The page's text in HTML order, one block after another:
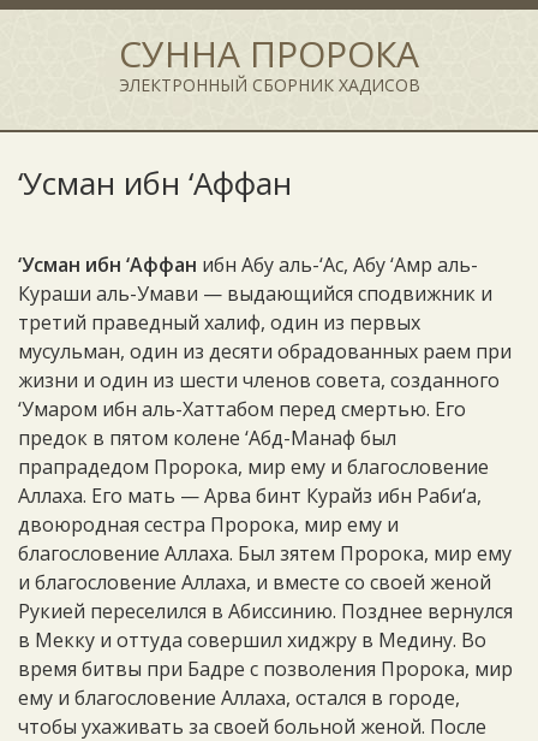
СУННА ПРОРОКА
ЭЛЕКТРОННЫЙ СБОРНИК ХАДИСОВ
‘Усман ибн ‘Аффан
‘Усман ибн ‘Аффан ибн Абу аль-‘Ас, Абу ‘Амр аль-
Кураши аль-Умави — выдающийся сподвижник и
третий праведный халиф, один из первых
мусульман, один из десяти обрадованных раем при
жизни и один из шести членов совета, созданного
‘Умаром ибн аль-Хаттабом перед смертью. Его
предок в пятом колене ‘Абд-Манаф был
прапрадедом Пророка, мир ему и благословение
Аллаха. Его мать — Арва бинт Курайз ибн Раби‘а,
двоюродная сестра Пророка, мир ему и
благословение Аллаха. Был зятем Пророка, мир ему
и благословение Аллаха, и вместе со своей женой
Рукией переселился в Абиссинию. Позднее вернулся
в Мекку и оттуда совершил хиджру в Медину. Во
время битвы при Бадре с позволения Пророка, мир
ему и благословение Аллаха, остался в городе,
чтобы ухаживать за своей больной женой. После